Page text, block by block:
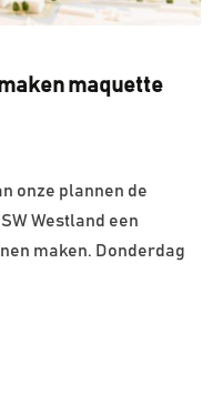
maquette
onze plannen de
Westland een
maken. Donderdag